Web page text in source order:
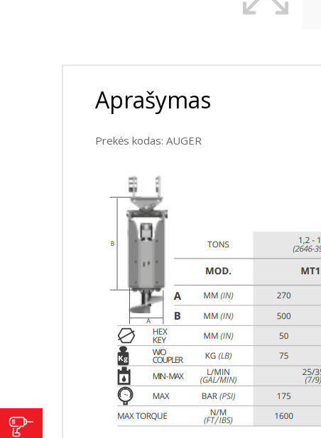
Aprašymas
Prekės kodas: AUGER